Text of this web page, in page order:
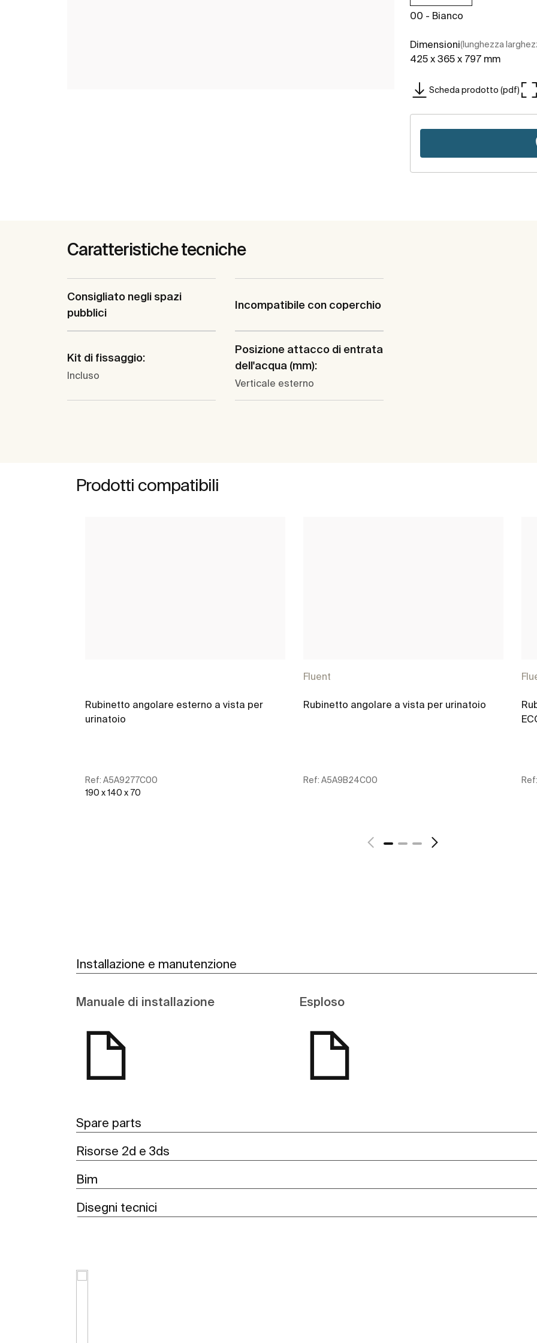
00 - Bianco
Dimensioni(lunghezza
425 x 365 x 797 mm
Scheda prodotto (pdf)
Caratteristiche tecniche
Consigliato negli spazi
pubblici
Incompatibile con coperchio
Kit di fissaggio:
Incluso
Posizione attacco di entrata
dell'acqua (mm):
Verticale esterno
Prodotti compatibili
Rubinetto angolare esterno a vista per
urinatoio
Ref: A5A9277C00
190 x 140 x 70
Fluent
Rubinetto angolare a vista per urinatoio
Ref: A5A9B24C00 Ref:
Installazione e manutenzione
Manuale di installazione Esploso
Spare parts
Risorse 2d e 3ds
Bim
Disegni tecnici